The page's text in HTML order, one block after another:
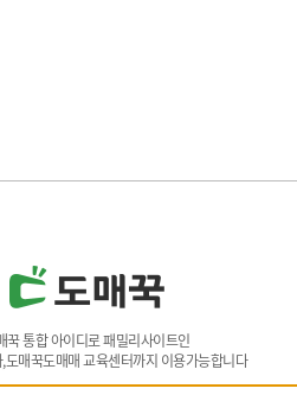
꾹 통합 아이디로 패밀리사이트인
도매꾹도매매 교육센터까지 이용가능합니다